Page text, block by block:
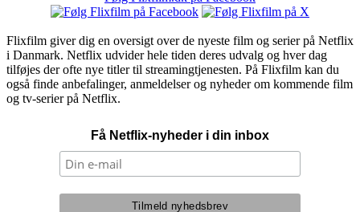
Flixfilm giver dig en oversigt over de nyeste film og serier på Netflix
i Danmark. Netflix udvider hele tiden deres udvalg og hver dag
tilføjes der ofte nye titler til streamingtjenesten. På Flixfilm kan du
også finde anbefalinger, anmeldelser og nyheder om kommende film
og tv-serier på Netflix.
Få Netflix-nyheder i din inbox